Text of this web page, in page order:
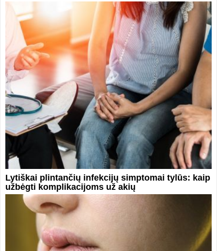
Lytiškai plintančių infekcijų simptomai tylūs: kaip
užbėgti komplikacijoms už akių